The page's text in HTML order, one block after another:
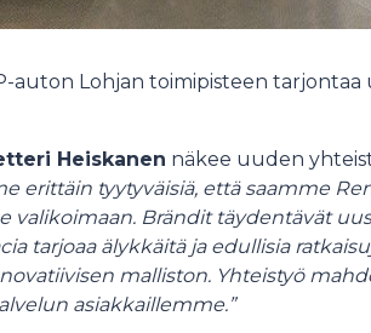
auton Lohjan toimipisteen tarjontaa
Heiskanen näkee uuden
erittäin tyytyväisiä, että saamme
valikoimaan. Brändit täydentävät
tarjoaa älykkäitä ja edullisia
malliston. Yhteistyö
asiakkaillemme.”